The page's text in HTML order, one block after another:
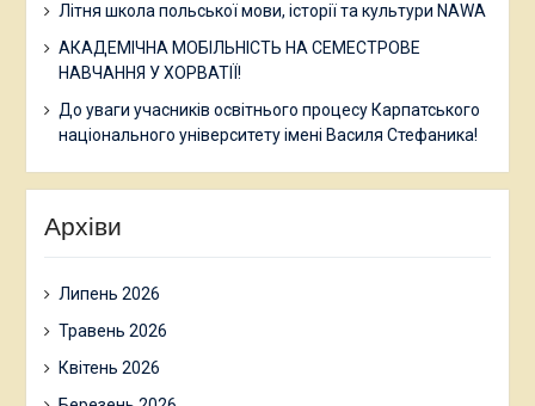
Літня школа польської мови, історії та культури NAWA
АКАДЕМІЧНА МОБІЛЬНІСТЬ НА СЕМЕСТРОВЕ
НАВЧАННЯ У ХОРВАТІЇ!
До уваги учасників освітнього процесу Карпатського
національного університету імені Василя Стефаника!
Архіви
Липень 2026
Травень 2026
Квітень 2026